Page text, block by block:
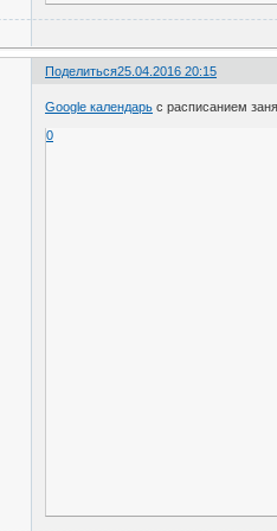
Поделиться25.04.2016 20:15
Google календарь с расписанием
0